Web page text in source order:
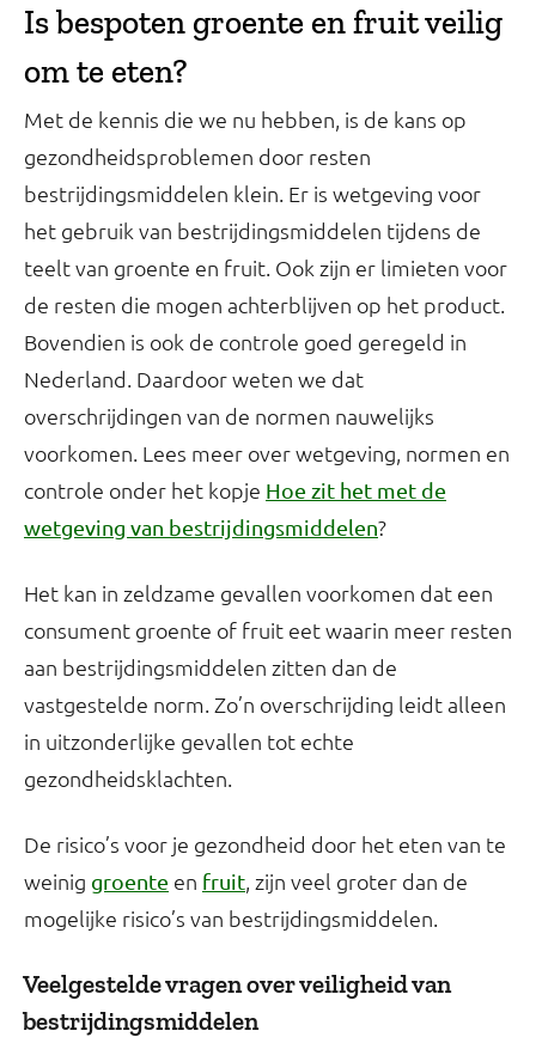
Is bespoten groente en fruit veilig
om te eten?
Met de kennis die we nu hebben, is de kans op
gezondheidsproblemen door resten
bestrijdingsmiddelen klein. Er is wetgeving voor
het gebruik van bestrijdingsmiddelen tijdens de
teelt van groente en fruit. Ook zijn er limieten voor
de resten die mogen achterblijven op het product.
Bovendien is ook de controle goed geregeld in
Nederland. Daardoor weten we dat
overschrijdingen van de normen nauwelijks
voorkomen. Lees meer over wetgeving, normen en
controle onder het kopje Hoe zit het met de
wetgeving van bestrijdingsmiddelen?
Het kan in zeldzame gevallen voorkomen dat een
consument groente of fruit eet waarin meer resten
aan bestrijdingsmiddelen zitten dan de
vastgestelde norm. Zo’n overschrijding leidt alleen
in uitzonderlijke gevallen tot echte
gezondheidsklachten.
De risico’s voor je gezondheid door het eten van te
weinig groente en fruit, zijn veel groter dan de
mogelijke risico’s van bestrijdingsmiddelen.
Veelgestelde vragen over veiligheid van
bestrijdingsmiddelen